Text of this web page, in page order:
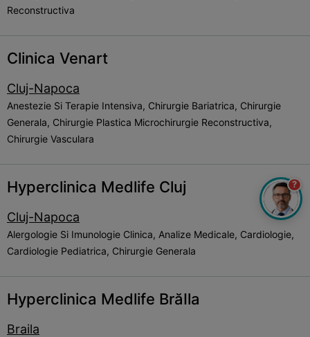
Reconstructiva
Clinica Venart
Cluj-Napoca
Anestezie Si Terapie Intensiva, Chirurgie Bariatrica, Chirurgie
Generala, Chirurgie Plastica Microchirurgie Reconstructiva,
Chirurgie Vasculara
Hyperclinica Medlife Cluj
Cluj-Napoca
Alergologie Si Imunologie Clinica, Analize Medicale, Cardiologie,
Cardiologie Pediatrica, Chirurgie Generala
Hyperclinica Medlife BrăIla
Braila
?